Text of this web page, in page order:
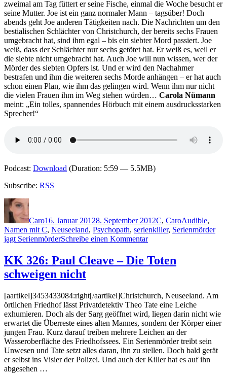
(Audio)
zweimal am Tag füttert er seine Fische, einmal die Woche besucht er
seine Mutter. Joe ist ein ganz normaler Mann – tagsüber! Doch
abends geht Joe anderen Tätigkeiten nach. Die Nachrichten um den
bestialischen Schlächter von Christchurch, der bereits sechs Frauen
umgebracht hat, sind ihm egal – bis ein siebter Mord passiert. Joe
weiß, dass der Schlächter nur sechs getötet hat. Er weiß es, weil er
die siebte nicht umgebracht hat. Auch Joe will nun wissen, wer der
Mörder des siebten Opfers ist. Und er wird den Nachahmer
bestrafen und ihm die weiteren sechs Morde anhängen – er hat auch
schon einen Plan, wie ihm das gelingen wird. Wenn ihm nur nicht
die vielen Frauen ihm im Weg stehen würden… Carola Nümann
meint: „Ein tolles, spannendes Hörbuch mit einem ausdrucksstarken
Sprecher!“
Podcast: Download (Duration: 5:59 — 5.5MB)
Subscribe: RSS
Autor
Caro16. Januar 20128. September 2012C, CaroAudible,
Namen mit C, Neuseeland, Psychopath, serienkiller, Serienmörder
jagt SerienmörderSchreibe einen Kommentarzu
787:
Paul
Der
siebte
Tod
(Audio)
KK 326: Paul Cleave – Die Toten
schweigen nicht
[aartikel]3453433084:right[/aartikel]Christchurch, Neuseeland. Am
örtlichen Friedhof lässt Privatdetektiv Theo Tate eine Leiche
exhumieren. Doch als der Sarg geöffnet wird, liegen darin nicht wie
erwartet die Überreste eines alten Mannes, sondern der Körper einer
jungen Frau. Kurz darauf treiben mehrere Leichen an der
Wasseroberfläche des Friedhofssees. Ein Serienmörder treibt sein
Unwesen und Tate setzt alles daran, ihn zu stellen. Doch bald gerät
er selbst ins Visier der Polizei. Und auch der Killer hat es auf ihn
abgesehen …